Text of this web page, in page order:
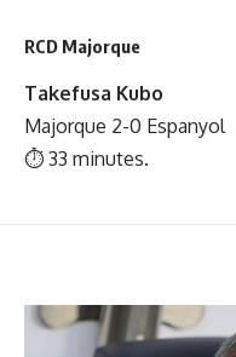
RCD Majorque
Takefusa Kubo
Majorque 2-0 Espanyol
⏱ 33 minutes.